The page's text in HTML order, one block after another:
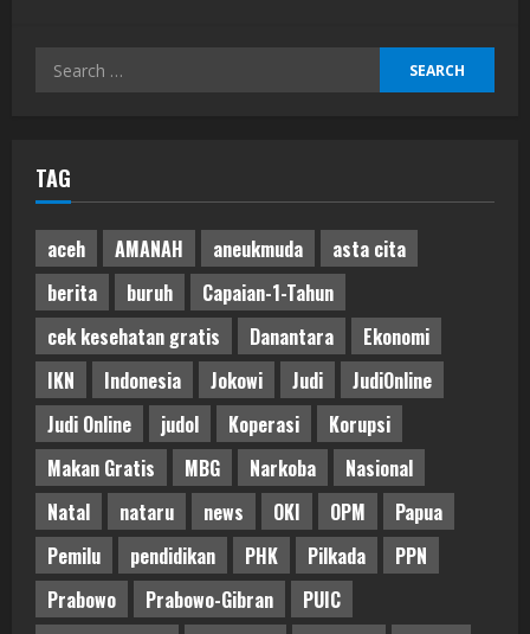
Search
TAG
aceh AMANAH aneukmuda
asta cita
berita
buruh
Capaian-1-Tahun
cek kesehatan gratis
Danantara
Ekonomi
IKN
Indonesia Jokowi Judi
JudiOnline
Judi Online
judol Koperasi
Korupsi
Makan Gratis
MBG Narkoba
Nasional
Natal
nataru news OKI OPM
Papua
Pemilu
pendidikan PHK Pilkada
PPN
Prabowo
Prabowo-Gibran
PUIC